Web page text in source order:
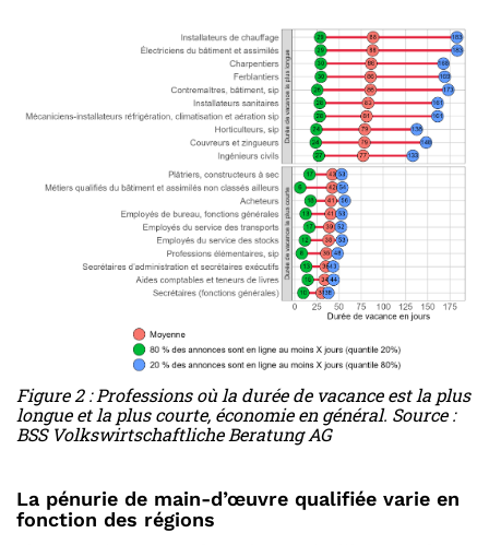
Figure 2 : Professions où la durée de vacance est la plus
longue et la plus courte, économie en général. Source :
BSS Volkswirtschaftliche Beratung AG
La pénurie de main-d’œuvre qualifiée varie en
fonction des régions